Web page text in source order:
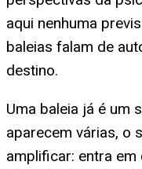
aqui nenhuma
baleias falam de
destino.
Uma baleia já é um
aparecem várias, o
amplificar: entra